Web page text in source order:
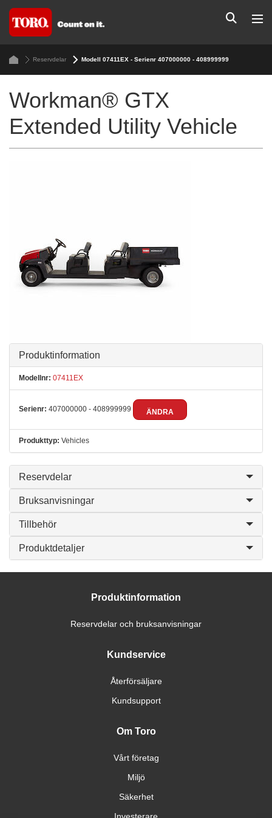
Reservdelar Modell 07411EX - Serienr 407000000 - 408999999
Workman® GTX
Extended Utility Vehicle
Produktinformation
Modellnr: 07411EX
Serienr: 407000000 - 408999999 ÄNDRA
Produkttyp: Vehicles
Reservdelar
Bruksanvisningar
Tillbehör
Produktdetaljer
Produktinformation
Reservdelar och bruksanvisningar
Kundservice
Återförsäljare
Kundsupport
Om Toro
Vårt företag
Miljö
Säkerhet